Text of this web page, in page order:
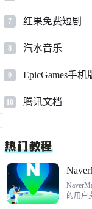
7 红果免费短剧
8 汽水音乐
9 EpicGames手机
10 腾讯文档
的用户